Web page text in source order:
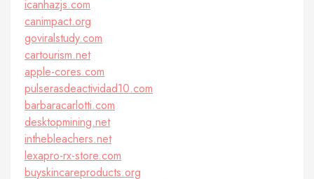
icanhazjs.com
canimpact.org
goviralstudy.com
cartourism.net
apple-cores.com
pulserasdeactividad10.com
barbaracarlotti.com
desktopmining.net
inthebleachers.net
lexapro-rx-store.com
buyskincareproducts.org